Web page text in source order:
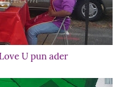
U pun ader